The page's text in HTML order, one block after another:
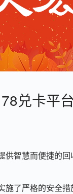
兑卡平台
智慧而便捷的
了严格的安全